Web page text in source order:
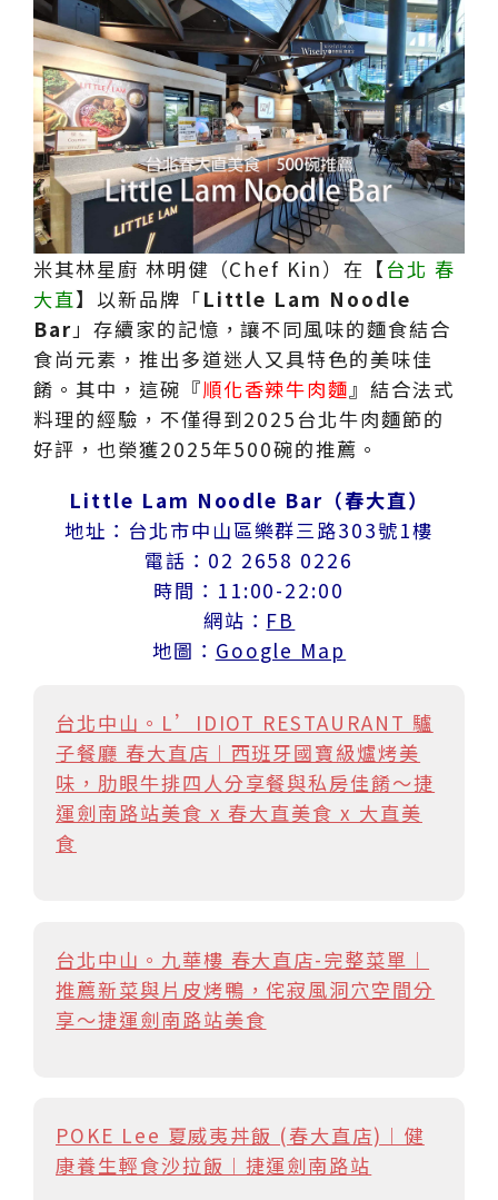
米其林星廚 林明健（Chef Kin）在【 台北 春
大直】以新品牌「Little Lam Noodle
Bar 」存續家的記憶，讓不同風味的麵食結合
食尚元素，推出多道迷人又具特色的美味佳
餚。其中，這碗『順化香辣牛肉麵 』結合法式
料理的經驗，不僅得到2025台北牛肉麵節的
好評，也榮獲2025年500碗的推薦。
Little Lam Noodle Bar（春大直）
地址：台北市中山區樂群三路303號1樓
電話：02 2658 0226
時間：11:00-22:00
網站： FB
地圖： Google Map
台北中山。L’IDIOT RESTAURANT 驢
子餐廳 春大直店︱西班牙國寶級爐烤美
味，肋眼牛排四人分享餐與私房佳餚～捷
運劍南路站美食 x 春大直美食 x 大直美
食
台北中山。九華樓 春大直店-完整菜單︱
推薦新菜與片皮烤鴨，侘寂風洞穴空間分
享～捷運劍南路站美食
POKE Lee 夏威夷丼飯 (春大直店)︱健
康養生輕食沙拉飯︱捷運劍南路站